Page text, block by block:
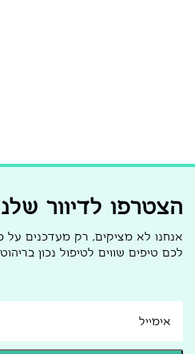
הצטרפו לדיוור
אנחנו לא מציקים, רק מעדכנים על
לכם טיפים שווים לטיפול נכון